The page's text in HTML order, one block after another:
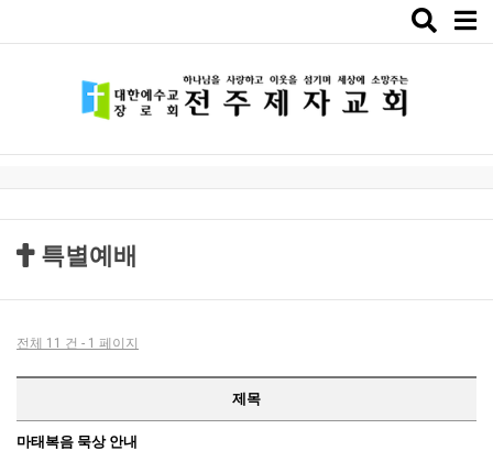
Toggle
특별예배
전체 11 건 - 1 페이지
제목
마태복음 묵상 안내